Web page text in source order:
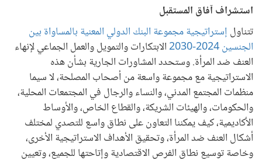
استشراف آفاق المستقبل
تتناول إستراتيجية مجموعة البنك الدولي المعنية بالمساواة بين
الجنسين 2024-2030
الابتكارات والتمويل والعمل الجماعي لإنهاء
العنف ضد المرأة. وستحدد المشاورات الجارية بشأن هذه
الاستراتيجية مع مجموعة واسعة من أصحاب المصلحة، لا سيما
منظمات المجتمع المدني، والنساء والرجال في المجتمعات المحلية،
والحكومات، والهيئات الشريكة، والقطاع الخاص، والأوساط
الأكاديمية، كيف يمكننا التعاون على نطاق واسع للتصدي لمختلف
أشكال العنف ضد المرأة، وتحقيق الأهداف الاستراتيجية الأخرى،
وخاصة توسيع نطاق الفرص الاقتصادية وإتاحتها للجميع، وتعيين